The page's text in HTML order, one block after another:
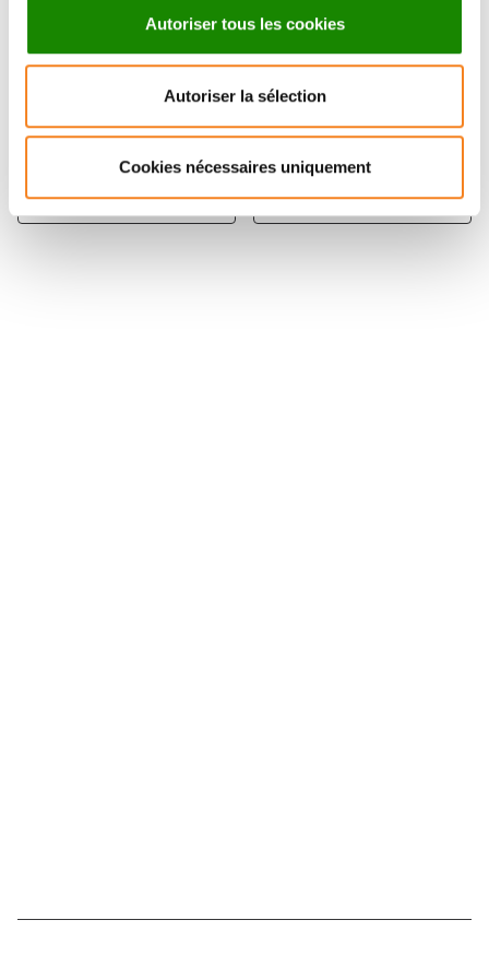
Autoriser tous les cookies
Autoriser la sélection
Cookies nécessaires uniquement
NICOLAS VOGT
Ingénieur de recherche
ANTONIN
MORILLON